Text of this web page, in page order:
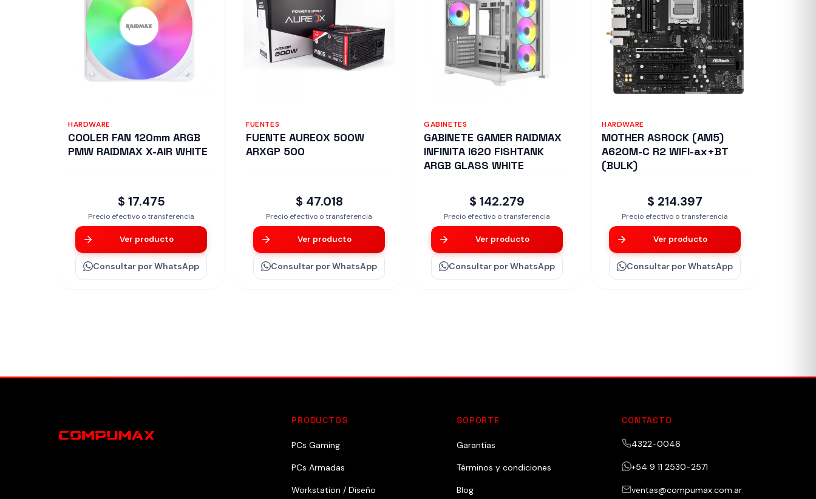
HARDWARE
COOLER FAN 120mm ARGB
PMW RAIDMAX X-AIR WHITE
$ 17.475
Precio efectivo o transferencia
Ver producto
Consultar por WhatsApp
FUENTES
FUENTE AUREOX 500W
ARXGP 500
$ 47.018
Precio efectivo o transferencia
Ver producto
Consultar por WhatsApp
GABINETES
GABINETE GAMER RAIDMAX
INFINITA I620 FISHTANK
ARGB GLASS WHITE
$ 142.279
Precio efectivo o transferencia
Ver producto
Consultar por WhatsApp
HARDWARE
MOTHER ASROCK (AM5)
A620M-C R2 WIFI-ax+BT
(BULK)
$ 214.397
Precio efectivo o transferencia
Ver producto
Consultar por WhatsApp
PRODUCTOS
PCs Gaming
PCs Armadas
Workstation / Diseño
SOPORTE
Garantías
Términos y condiciones
Blog
CONTACTO
4322-0046
+54 9 11 2530-2571
ventas@compumax.com.ar